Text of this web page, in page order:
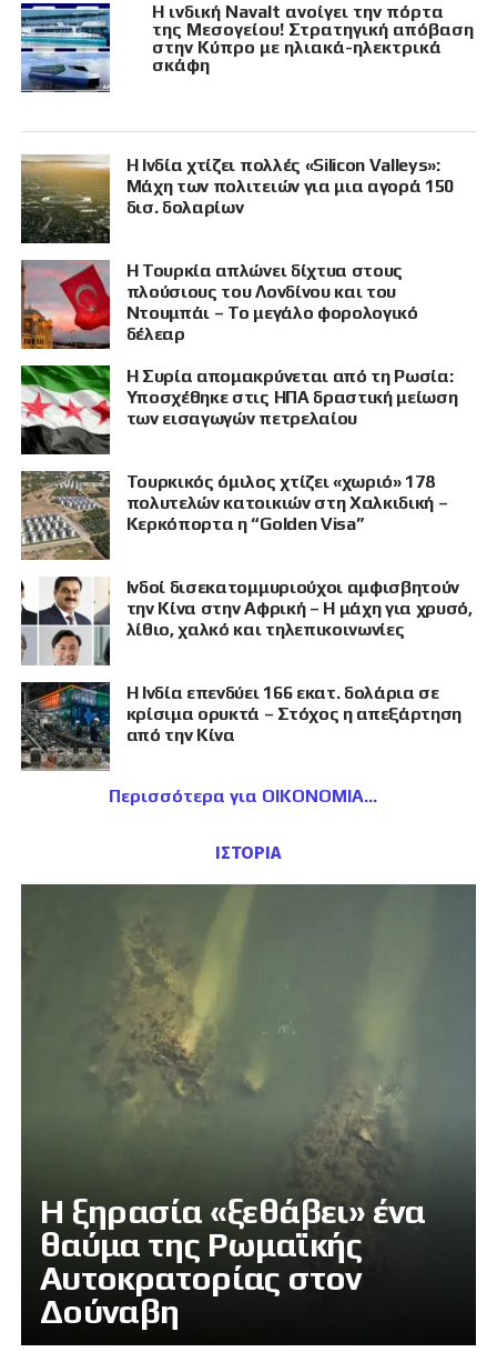
Η ινδική Navalt ανοίγει την πόρτα
της Μεσογείου! Στρατηγική απόβαση
στην Κύπρο με ηλιακά-ηλεκτρικά
σκάφη
Η Ινδία χτίζει πολλές «Silicon Valleys»:
Μάχη των πολιτειών για μια αγορά 150
δισ. δολαρίων
Η Τουρκία απλώνει δίχτυα στους
πλούσιους του Λονδίνου και του
Ντουμπάι – Το μεγάλο φορολογικό
δέλεαρ
Η Συρία απομακρύνεται από τη Ρωσία:
Υποσχέθηκε στις ΗΠΑ δραστική μείωση
των εισαγωγών πετρελαίου
Τουρκικός όμιλος χτίζει «χωριό» 178
πολυτελών κατοικιών στη Χαλκιδική –
Κερκόπορτα η “Golden Visa”
Ινδοί δισεκατομμυριούχοι αμφισβητούν
την Κίνα στην Αφρική – Η μάχη για χρυσό,
λίθιο, χαλκό και τηλεπικοινωνίες
Η Ινδία επενδύει 166 εκατ. δολάρια σε
κρίσιμα ορυκτά – Στόχος η απεξάρτηση
από την Κίνα
Περισσότερα για ΟΙΚΟΝΟΜΙΑ
ΙΣΤΟΡΙΑ
Η ξηρασία «ξεθάβει» ένα
θαύμα της Ρωμαϊκής
Αυτοκρατορίας στον
Δούναβη